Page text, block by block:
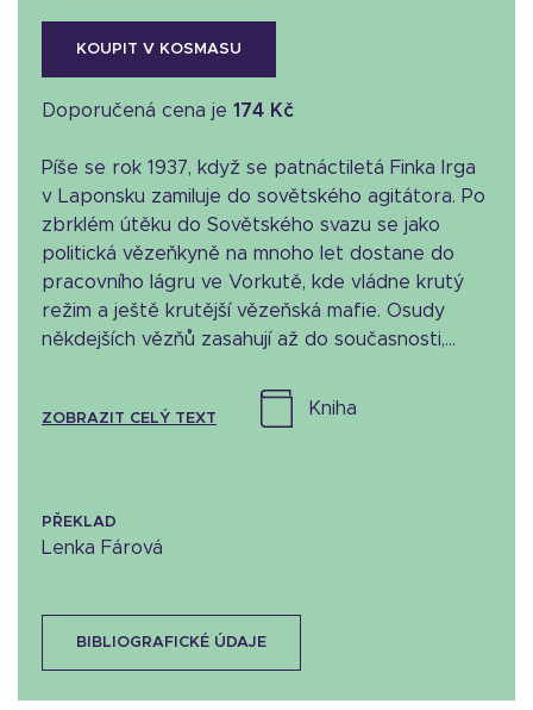
KOUPIT V KOSMASU
Doporučená cena je 174 Kč
Píše se rok 1937, když se patnáctiletá Finka Irga
v Laponsku zamiluje do sovětského agitátora. Po
zbrklém útěku do Sovětského svazu se jako
politická vězeňkyně na mnoho let dostane do
pracovního lágru ve Vorkutě, kde vládne krutý
režim a ještě krutější vězeňská mafie. Osudy
někdejších vězňů zasahují až do současnosti,...
ZOBRAZIT CELÝ TEXT
kniha
PŘEKLAD
Lenka Fárová
BIBLIOGRAFICKÉ ÚDAJE